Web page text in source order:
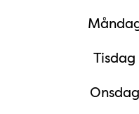
Tisdag
Onsdag